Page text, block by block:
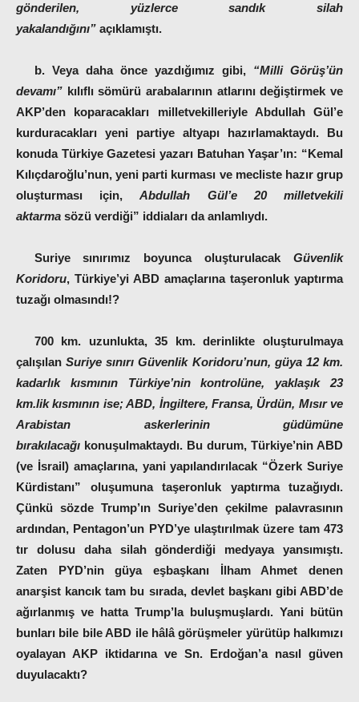
gönderilen, yüzlerce sandık silah
yakalandığını” açıklamıştı.
b. Veya daha önce yazdığımız gibi, “Milli Görüş’ün
devamı” kılıflı sömürü arabalarının atlarını değiştirmek ve
AKP’den koparacakları milletvekilleriyle Abdullah Gül’e
kurduracakları yeni partiye altyapı hazırlamaktaydı. Bu
konuda Türkiye Gazetesi yazarı Batuhan Yaşar’ın: “Kemal
Kılıçdaroğlu’nun, yeni parti kurması ve mecliste hazır grup
oluşturması için,Abdullah Gül’e 20 milletvekili
aktarma sözü verdiği” iddiaları da anlamlıydı.
Suriye sınırımız boyunca oluşturulacak Güvenlik
Koridoru, Türkiye’yi ABD amaçlarına taşeronluk yaptırma
tuzağı olmasındı!?
700 km. uzunlukta, 35 km. derinlikte oluşturulmaya
çalışılanSuriye sınırı Güvenlik Koridoru’nun, güya 12 km.
kadarlık kısmının Türkiye’nin kontrolüne, yaklaşık 23
km.lik kısmının ise; ABD, İngiltere, Fransa, Ürdün, Mısır ve
Arabistan askerlerinin güdümüne
bırakılacağı konuşulmaktaydı. Bu durum, Türkiye’nin ABD
(ve İsrail) amaçlarına, yani yapılandırılacak “Özerk Suriye
Kürdistanı” oluşumuna taşeronluk yaptırma tuzağıydı.
Çünkü sözde Trump’ın Suriye’den çekilme palavrasının
ardından, Pentagon’un PYD’ye ulaştırılmak üzere tam 473
tır dolusu daha silah gönderdiği medyaya yansımıştı.
Zaten PYD’nin güya eşbaşkanı İlham Ahmet denen
anarşist kancık tam bu sırada, devlet başkanı gibi ABD’de
ağırlanmış ve hatta Trump’la buluşmuşlardı. Yani bütün
bunları bile bile ABD ile hâlâ görüşmeler yürütüp halkımızı
oyalayan AKP iktidarına ve Sn. Erdoğan’a nasıl güven
duyulacaktı?